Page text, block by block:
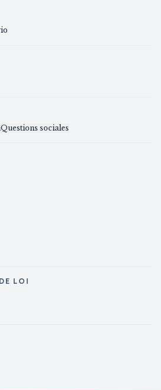
Questions sociales
LOI